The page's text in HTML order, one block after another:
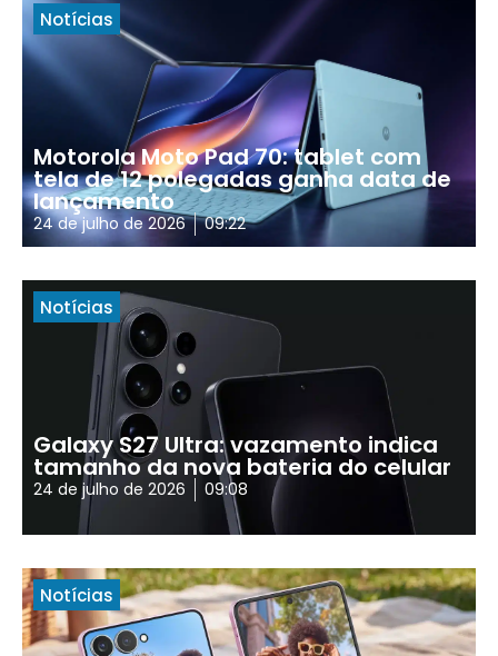
Notícias
Motorola Moto Pad 70: tablet com
tela de 12 polegadas ganha data de
lançamento
24 de julho de 2026 09:22
Notícias
Galaxy S27 Ultra: vazamento indica
tamanho da nova bateria do celular
24 de julho de 2026 09:08
Notícias